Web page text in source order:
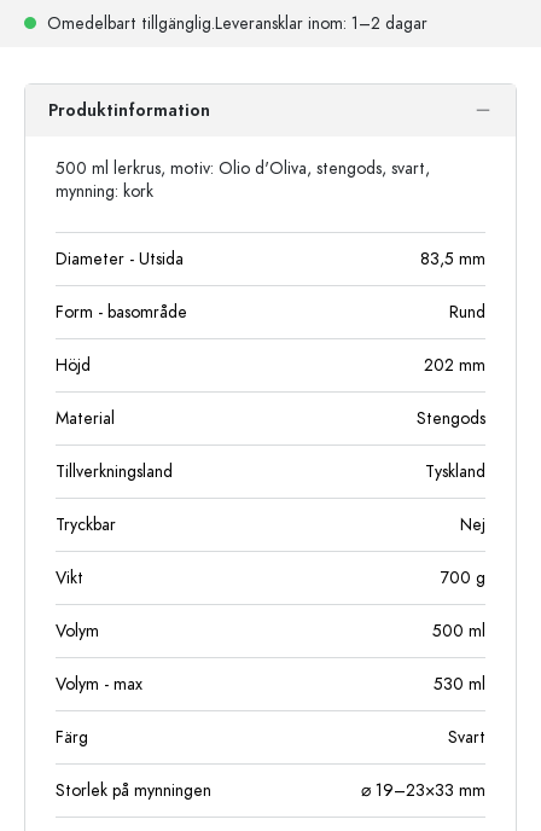
Omedelbart tillgänglig.Leveransklar inom: 1–2 dagar
Produktinformation
500 ml lerkrus, motiv: Olio d'Oliva, stengods, svart,
mynning: kork
Diameter - Utsida 83,5 mm
Form - basområde Rund
Höjd 202 mm
Material Stengods
Tillverkningsland Tyskland
Tryckbar Nej
Vikt 700 g
Volym 500 ml
Volym - max 530 ml
Färg Svart
Storlek på mynningen ⌀ 19–23×33 mm